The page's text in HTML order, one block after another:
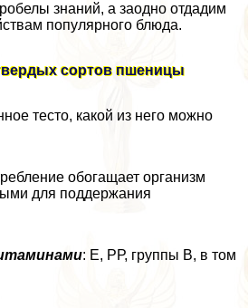
знаний, а заодно отдадим
популярного блюда.
сортов пшеницы
тесто, какой из него можно
обогащает организм
для поддержания
: Е, РР, группы В, в том